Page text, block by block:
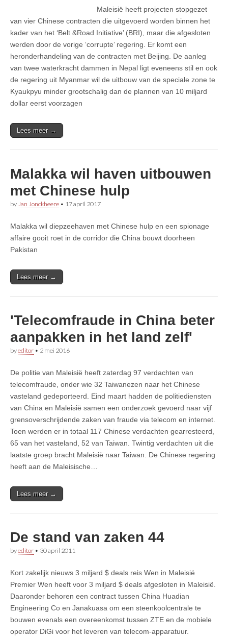
Maleisië heeft projecten stopgezet
van vier Chinese contracten die uitgevoerd worden binnen het
kader van het ‘Belt &Road Initiative’ (BRI), maar die afgesloten
werden door de vorige ‘corrupte’ regering. Er komt een
heronderhandeling van de contracten met Beijing. De aanleg
van twee waterkracht dammen in Nepal ligt eveneens stil en ook
de regering uit Myanmar wil de uitbouw van de speciale zone te
Kyaukpyu minder grootschalig dan de plannen van 10 miljard
dollar eerst voorzagen
Lees meer →
Malakka wil haven uitbouwen
met Chinese hulp
by Jan Jonckheere • 17 april 2017
Malakka wil diepzeehaven met Chinese hulp en een spionage
affaire gooit roet in de corridor die China bouwt doorheen
Pakistan
Lees meer →
'Telecomfraude in China beter
aanpakken in het land zelf'
byeditor • 2 mei 2016
De politie van Maleisië heeft zaterdag 97 verdachten van
telecomfraude, onder wie 32 Taiwanezen naar het Chinese
vasteland gedeporteerd. Eind maart hadden de politiediensten
van China en Maleisië samen een onderzoek gevoerd naar vijf
grensoverschrijdende zaken van fraude via telecom en internet.
Toen werden er in totaal 117 Chinese verdachten gearresteerd,
65 van het vasteland, 52 van Taiwan. Twintig verdachten uit die
laatste groep bracht Maleisië naar Taiwan. De Chinese regering
heeft aan de Maleisische…
Lees meer →
De stand van zaken 44
byeditor • 30 april 2011
Kort zakelijk nieuws 3 miljard $ deals reis Wen in Maleisië
Premier Wen heeft voor 3 miljard $ deals afgesloten in Maleisië.
Daaronder behoren een contract tussen China Huadian
Engineering Co en Janakuasa om een steenkoolcentrale te
bouwen evenals een overeenkomst tussen ZTE en de mobiele
operator DiGi voor het leveren van telecom-apparatuur.